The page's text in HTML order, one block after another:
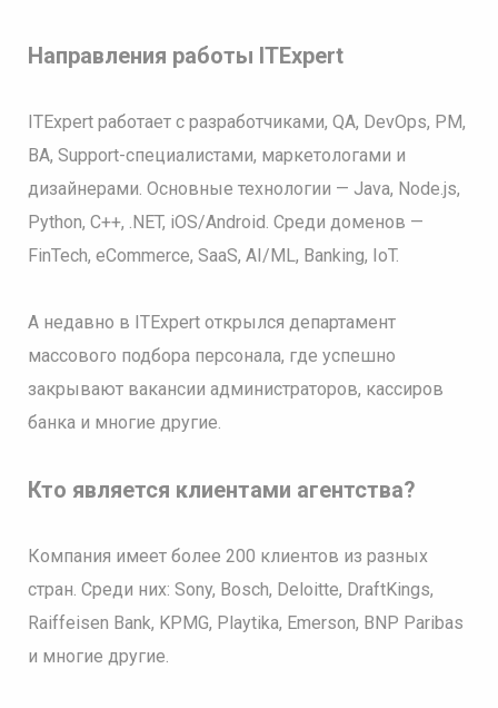
Направления работы ITExpert
ITExpert работает с разработчиками, QA, DevOps, PM,
BA, Support-специалистами, маркетологами и
дизайнерами. Основные технологии — Java, Node.js,
Python, C++, .NET, iOS/Android. Среди доменов —
FinTech, eCommerce, SaaS, AI/ML, Banking, IoT.
А недавно в ITExpert открылся департамент
массового подбора персонала, где успешно
закрывают вакансии администраторов, кассиров
банка и многие другие.
Кто является клиентами агентства?
Компания имеет более 200 клиентов из разных
стран. Среди них: Sony, Bosch, Deloitte, DraftKings,
Raiffeisen Bank, KPMG, Playtika, Emerson, BNP Paribas
и многие другие.